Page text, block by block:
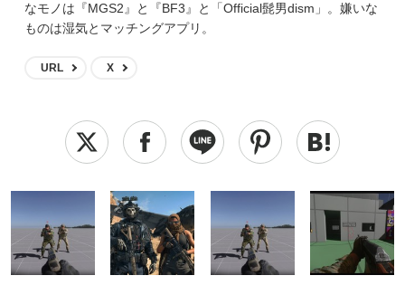
なモノは『MGS2』と『BF3』と「Official髭男dism」。嫌いな
ものは湿気とマッチングアプリ。
URL X